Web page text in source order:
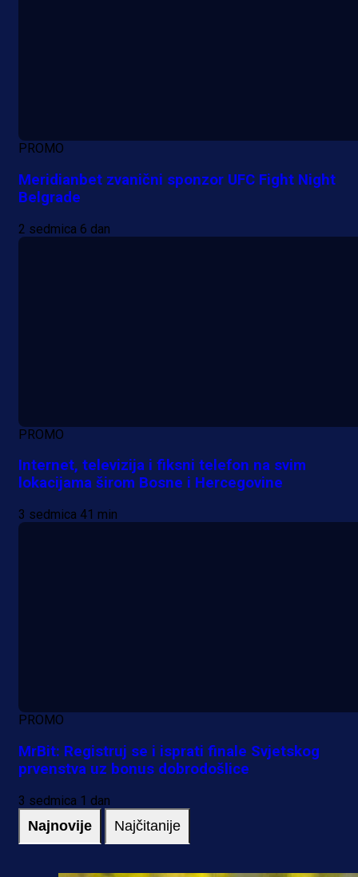
PROMO
Meridianbet zvanični sponzor UFC Fight Night
Belgrade
2 sedmica 6 dan
PROMO
Internet, televizija i fiksni telefon na svim
lokacijama širom Bosne i Hercegovine
3 sedmica 41 min
PROMO
MrBit: Registruj se i isprati finale Svjetskog
prvenstva uz bonus dobrodošlice
3 sedmica 1 dan
Najnovije Najčitanije